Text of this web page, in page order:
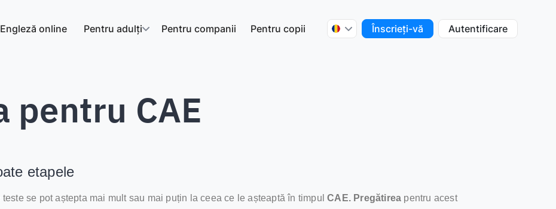
Engleză online Pentru adulți Pentru companii Pentru copii Înscrieți-vă Autentificare
pentru CAE
etapele
se pot aștepta mai mult sau mai puțin la ceea ce le așteaptă în timpulCAE. Pregătirea pentru acest